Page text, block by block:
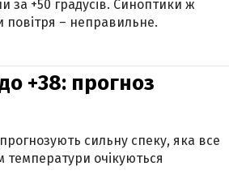
за +50 градусів. Синоптики ж
– неправильне.
+38: прогноз
сильну спеку, яка все
очікуються